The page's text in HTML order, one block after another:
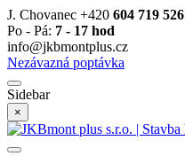
J. Chovanec +420 604 719 526
Po - Pá: 7 - 17 hod
info@jkbmontplus.cz
Nezávazná poptávka
Sidebar
×